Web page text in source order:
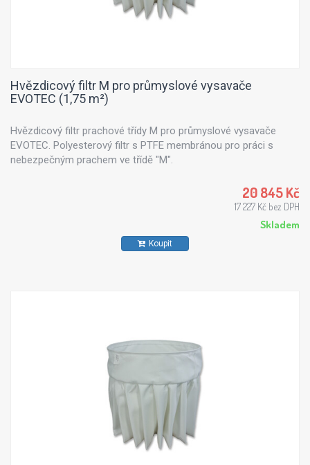
Hvězdicový filtr M pro průmyslové vysavače
EVOTEC (1,75 m²)
Hvězdicový filtr prachové třídy M pro průmyslové vysavače
EVOTEC. Polyesterový filtr s PTFE membránou pro práci s
nebezpečným prachem ve třídě "M".
20 845 Kč
17 227 Kč bez DPH
Skladem
Koupit